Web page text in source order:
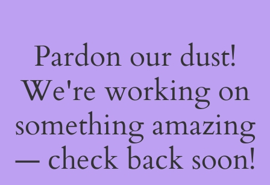
Pardon our dust!
We're working on
something amazing
— check back soon!